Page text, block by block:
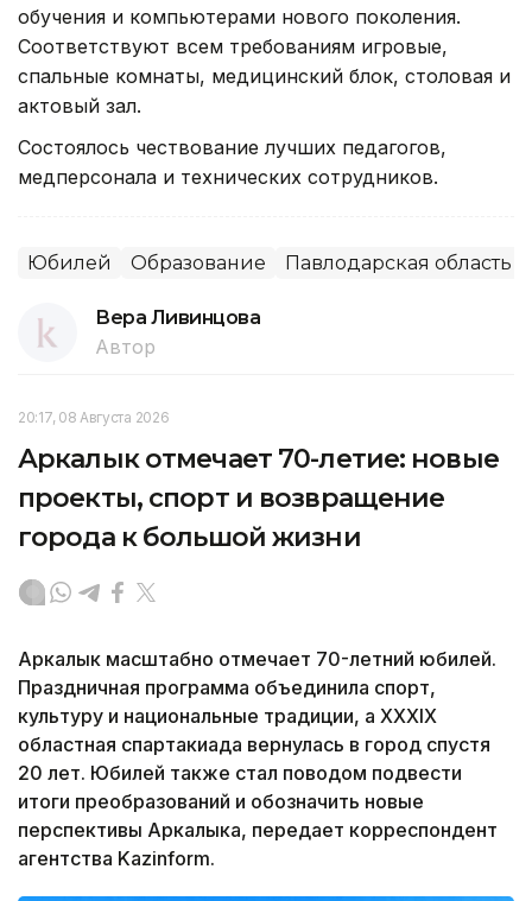
обучения и компьютерами нового поколения.
Соответствуют всем требованиям игровые,
спальные комнаты, медицинский блок, столовая и
актовый зал.
Состоялось чествование лучших педагогов,
медперсонала и технических сотрудников.
Юбилей Образование Павлодарская область
Вера Ливинцова
Автор
20:17, 08 Августа 2026
Аркалык отмечает 70-летие: новые
проекты, спорт и возвращение
города к большой жизни
Аркалык масштабно отмечает 70-летний юбилей.
Праздничная программа объединила спорт,
культуру и национальные традиции, а XXXIX
областная спартакиада вернулась в город спустя
20 лет. Юбилей также стал поводом подвести
итоги преобразований и обозначить новые
перспективы Аркалыка, передает корреспондент
агентства Kazinform.